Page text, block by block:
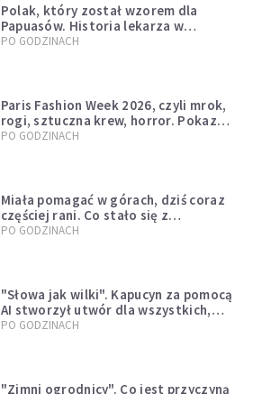
Polak, który został wzorem dla
Papuasów. Historia lekarza w
sutannie, który uleczył dżunglę
PO GODZINACH
Paris Fashion Week 2026, czyli mrok,
rogi, sztuczna krew, horror. Pokaz
mody czy fascynacja diabłem?
PO GODZINACH
Miała pomagać w górach, dziś coraz
częściej rani. Co stało się z
Tatromaniakami?
PO GODZINACH
"Słowa jak wilki". Kapucyn za pomocą
AI stworzył utwór dla wszystkich,
którzy doświadczają hejtu
PO GODZINACH
"Zimni ogrodnicy". Co jest przyczyną